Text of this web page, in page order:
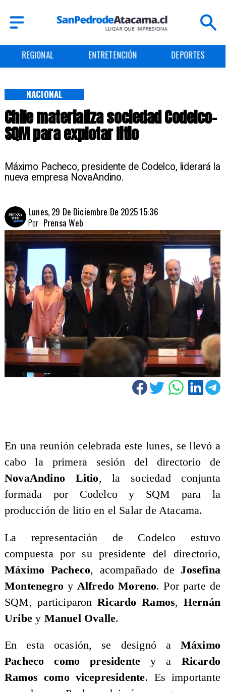
REGIONAL ENTRETENCIÓN DEPORTES
Chile materializa sociedad Codelco-
SQM para explotar litio
Máximo Pacheco, presidente de Codelco, liderará la
nueva empresa NovaAndino.
NACIONAL
Lunes, 29 De Diciembre De 2025 15:36
Prensa Web
Por
En una reunión celebrada este lunes, se llevó a
cabo la primera sesión del directorio de
NovaAndino Litio, la sociedad conjunta
formada por Codelco y SQM para la
producción de litio en el Salar de Atacama.
La representación de Codelco estuvo
compuesta por su presidente del directorio,
Máximo Pacheco, acompañado de Josefina
Montenegroy Alfredo Moreno. Por parte de
SQM, participaronRicardo Ramos, Hernán
Uribey Manuel Ovalle.
En esta ocasión, se designó a Máximo
Pacheco como presidente y a Ricardo
Ramos como vicepresidente. Es importante